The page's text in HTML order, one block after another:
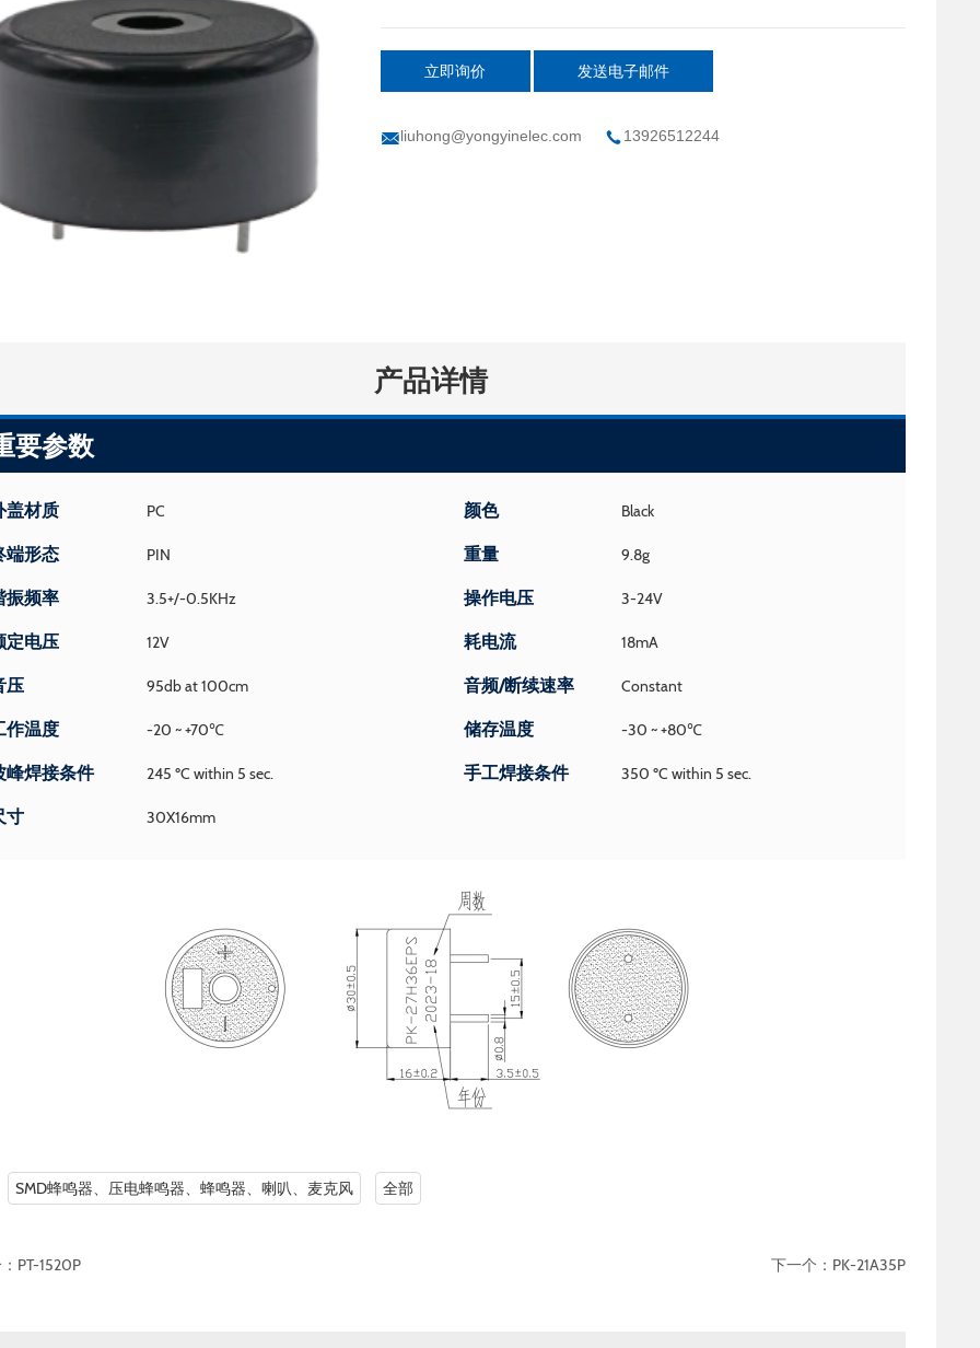
立即询价 发送电子邮件
liuhong@yongyinelec.com 13926512244
产品详情
要参数
盖材质 PC 颜色 Black
端形态 PIN 重量 9.8g
振频率 3.5+/-0.5KHz 操作电压 3-24V
定电压 12V 耗电流 18mA
压 95db at 100cm 音频/断续速率 Constant
作温度 -20 ~ +70℃ 储存温度 -30 ~ +80℃
峰焊接条件 245 ºC within 5 sec. 手工焊接条件 350 ºC within 5 sec.
寸 30X16mm
SMD蜂鸣器、压电蜂鸣器、蜂鸣器、喇叭、麦克风 全部
PT-1520P 下一个： PK-21A35P